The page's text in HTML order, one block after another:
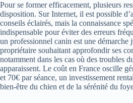
Pour se former efficacement, plusieurs
disposition. Sur Internet, il est possible
conseils éclairés, mais la connaissance
indispensable pour éviter des erreurs
un professionnel canin est une démarche
propriétaire souhaitant approfondir ses
notamment dans les cas où des troubles
apparaissent. Le coût en France oscille
et 70€ par séance, un investissement
bien-être du chien et de la sérénité du